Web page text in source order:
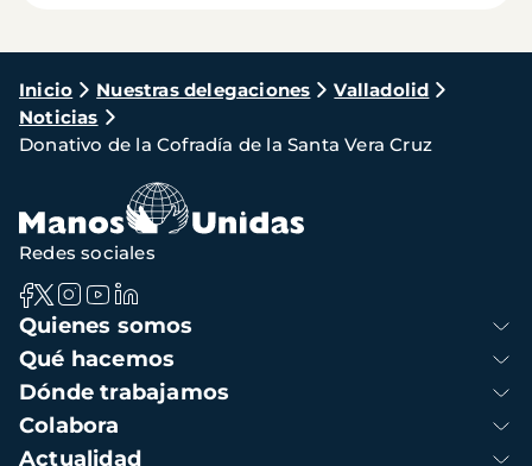
Ruta
de
navegación
Inicio Nuestras delegaciones
Valladolid
Noticias
Donativo de la Cofradía de la Santa Vera Cruz
Navegación
principal
Quienes somos
Qué hacemos
Dónde trabajamos
Colabora
Actualidad
Redes sociales